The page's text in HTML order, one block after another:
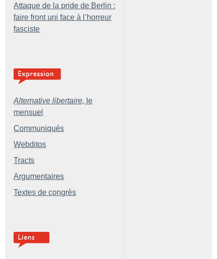
Attaque de la pride de Berlin :
faire front uni face à l’horreur
fasciste
Alternative libertaire, le
mensuel
Communiqués
Webditos
Tracts
Argumentaires
Textes de congrès